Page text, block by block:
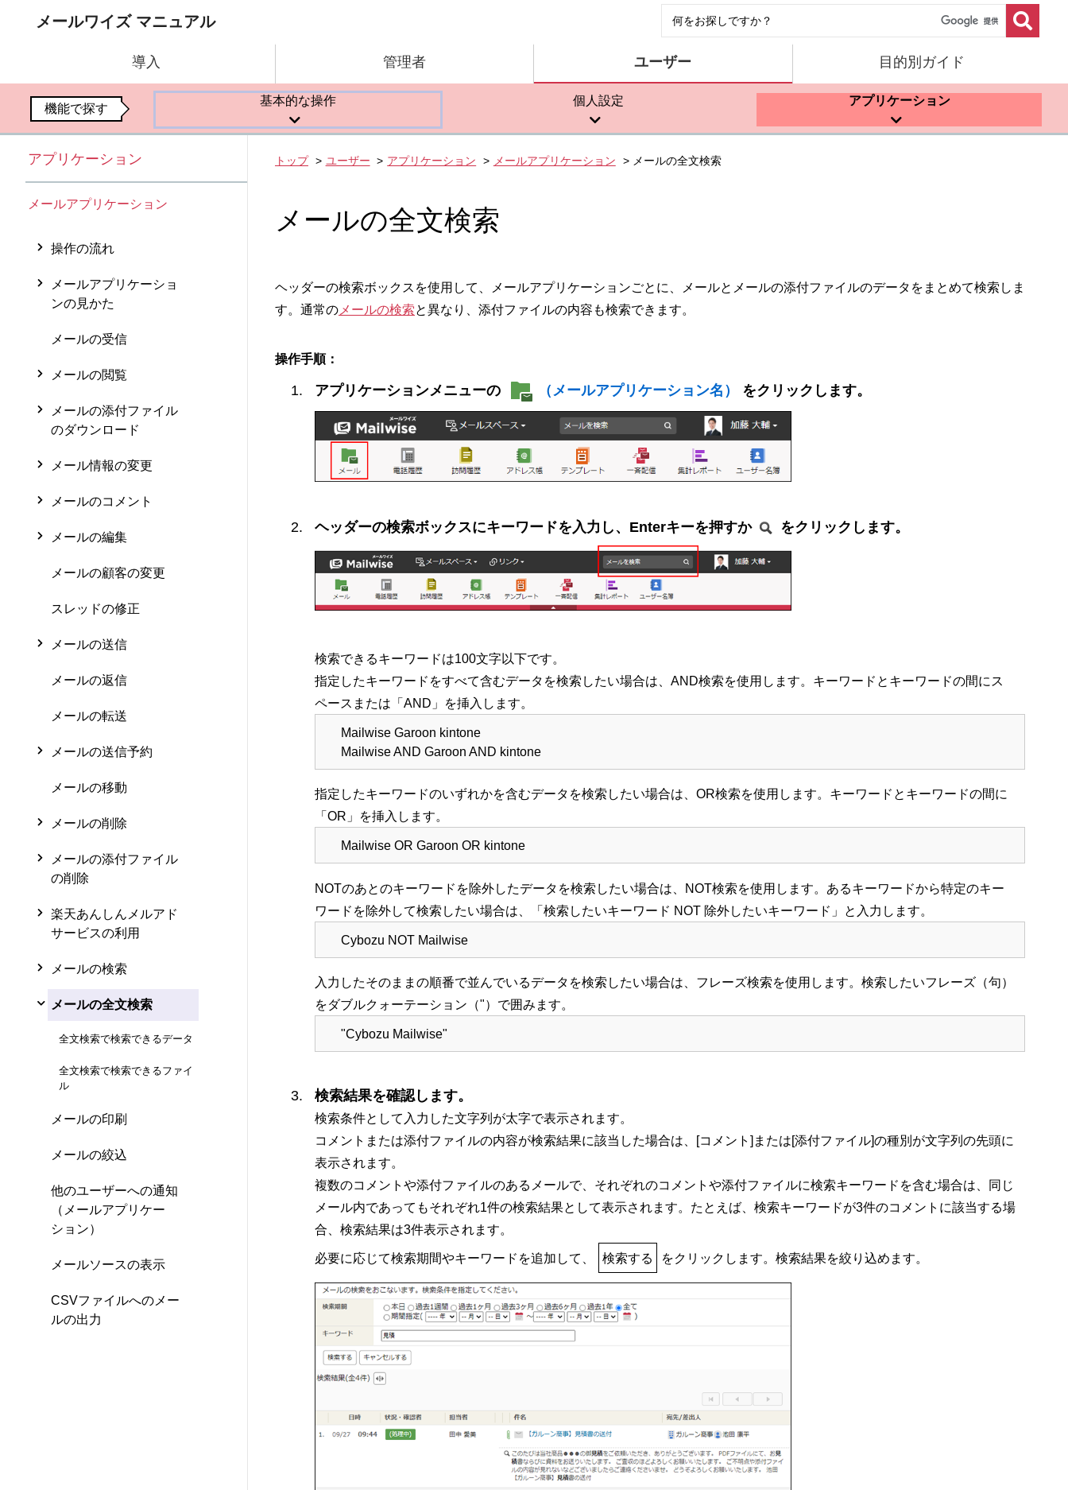
メールワイズ マニュアル
導入 管理者 ユーザー 目的別ガイド
機能で探す
基本的な操作 個人設定 アプリケーション
アプリケーション
メールアプリケーション
操作の流れ
メールアプリケーショ
ンの見かた
メールの受信
メールの閲覧
メールの添付ファイル
のダウンロード
メール情報の変更
メールのコメント
メールの編集
メールの顧客の変更
スレッドの修正
メールの送信
メールの返信
メールの転送
メールの送信予約
メールの移動
メールの削除
メールの添付ファイル
の削除
楽天あんしんメルアド
サービスの利用
メールの検索
メールの全文検索
全文検索で検索できるデータ
全文検索で検索できるファイ
ル
メールの印刷
メールの絞込
他のユーザーへの通知
（メールアプリケー
ション）
メールソースの表示
CSVファイルへのメー
ルの出力
トップ ユーザー アプリケーション メールアプリケーション メールの全文検索
メールの全文検索
ヘッダーの検索ボックスを使用して、メールアプリケーションごとに、メールとメールの添付ファイルのデータをまとめて検索しま
す。通常の メールの検索と異なり、添付ファイルの内容も検索できます。
操作手順：
アプリケーションメニューの （メールアプリケーション名） をクリックします。
ヘッダーの検索ボックスにキーワードを入力し、Enterキーを押すか をクリックします。
検索できるキーワードは100文字以下です。
指定したキーワードをすべて含むデータを検索したい場合は、AND検索を使用します。キーワードとキーワードの間にス
ペースまたは「AND」を挿入します。
Mailwise Garoon kintone
Mailwise AND Garoon AND kintone
指定したキーワードのいずれかを含むデータを検索したい場合は、OR検索を使用します。キーワードとキーワードの間に
「OR」を挿入します。
Mailwise OR Garoon OR kintone
NOTのあとのキーワードを除外したデータを検索したい場合は、NOT検索を使用します。あるキーワードから特定のキー
ワードを除外して検索したい場合は、「検索したいキーワード NOT 除外したいキーワード」と入力します。
Cybozu NOT Mailwise
入力したそのままの順番で並んでいるデータを検索したい場合は、フレーズ検索を使用します。検索したいフレーズ（句）
をダブルクォーテーション（"）で囲みます。
"Cybozu Mailwise"
検索結果を確認します。
検索条件として入力した文字列が太字で表示されます。
コメントまたは添付ファイルの内容が検索結果に該当した場合は、[コメント]または[添付ファイル]の種別が文字列の先頭に
表示されます。
複数のコメントや添付ファイルのあるメールで、それぞれのコメントや添付ファイルに検索キーワードを含む場合は、同じ
メール内であってもそれぞれ1件の検索結果として表示されます。たとえば、検索キーワードが3件のコメントに該当する場
合、検索結果は3件表示されます。
必要に応じて検索期間やキーワードを追加して、 検索する をクリックします。検索結果を絞り込めます。